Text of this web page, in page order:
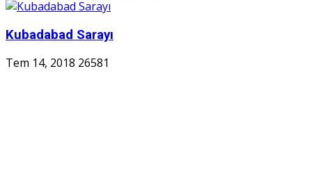
Kubadabad Sarayı
Tem 14, 2018 26581